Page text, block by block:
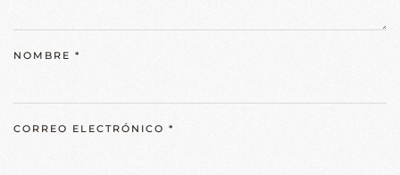
NOMBRE *
CORREO ELECTRÓNICO *